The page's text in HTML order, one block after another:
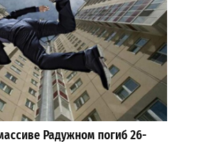
Радужном погиб 26-